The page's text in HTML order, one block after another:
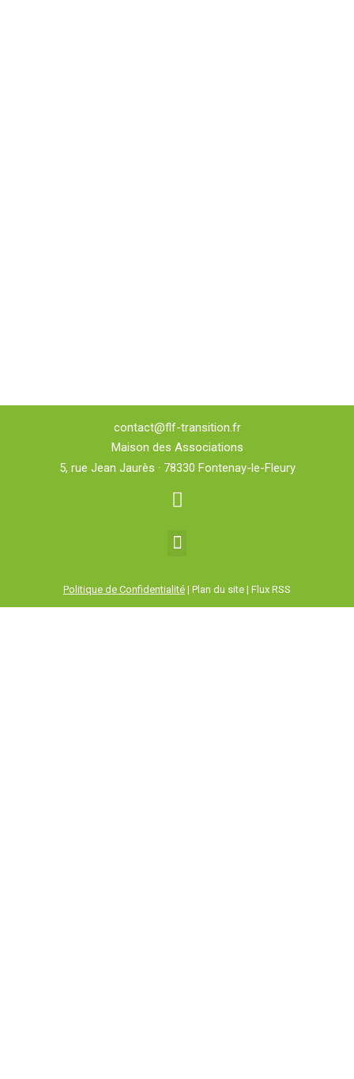
contact@flf-transition.fr
Maison des Associations
5, rue Jean Jaurès · 78330 Fontenay-le-Fleury
Politique de Confidentialité | Plan du site | Flux RSS